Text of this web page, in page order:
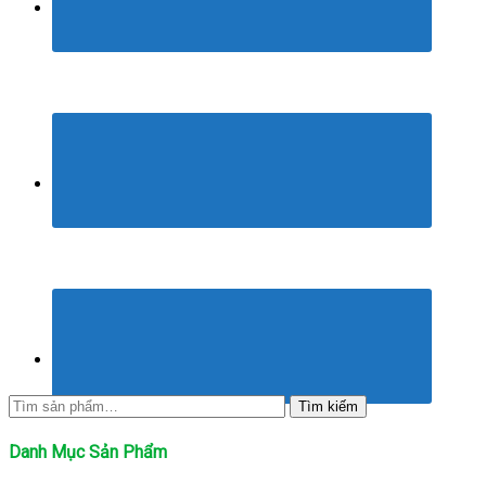
Tìm
kiếm:
Tìm kiếm
Danh Mục Sản Phẩm